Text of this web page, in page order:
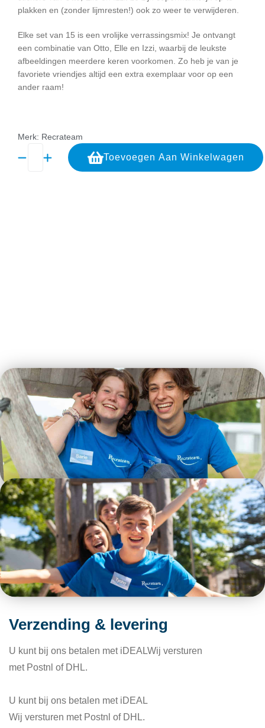
plakken en (zonder lijmresten!) ook zo weer te verwijderen.
Elke set van 15 is een vrolijke verrassingsmix! Je ontvangt
een combinatie van Otto, Elle en Izzi, waarbij de leukste
afbeeldingen meerdere keren voorkomen. Zo heb je van je
favoriete vriendjes altijd een extra exemplaar voor op een
ander raam!
Merk: Recrateam
Toevoegen Aan Winkelwagen
Verzending & levering
U kunt bij ons betalen met iDEALWij versturen
met Postnl of DHL.
U kunt bij ons betalen met iDEAL
Wij versturen met Postnl of DHL.